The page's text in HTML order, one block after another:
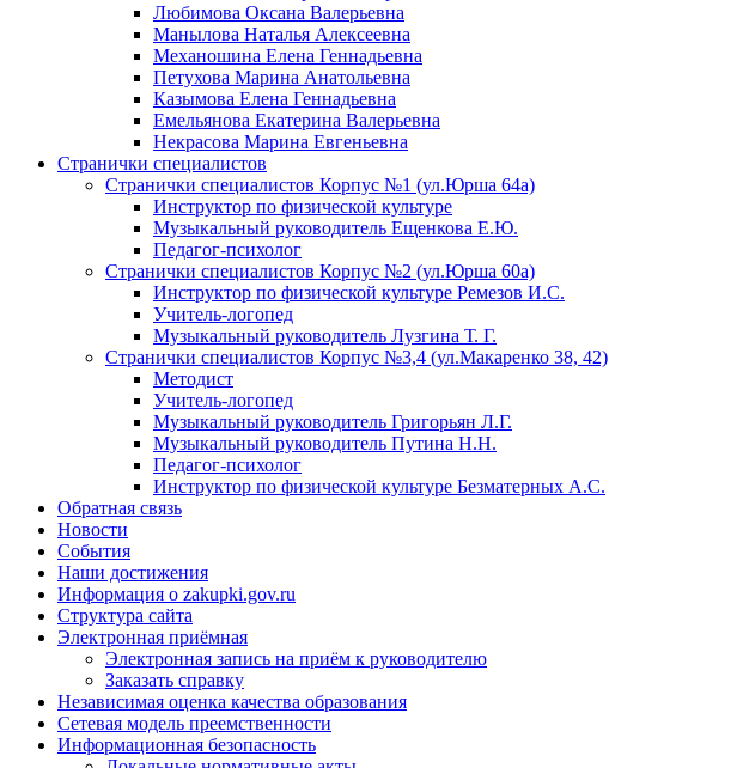
Любимова Оксана Валерьевна
Манылова Наталья Алексеевна
Механошина Елена Геннадьевна
Петухова Марина Анатольевна
Казымова Елена Геннадьевна
Емельянова Екатерина Валерьевна
Некрасова Марина Евгеньевна
Странички специалистов
Странички специалистов Корпус №1 (ул.Юрша 64а)
Инструктор по физической культуре
Музыкальный руководитель Ещенкова Е.Ю.
Педагог-психолог
Странички специалистов Корпус №2 (ул.Юрша 60а)
Инструктор по физической культуре Ремезов И.С.
Учитель-логопед
Музыкальный руководитель Лузгина Т. Г.
Странички специалистов Корпус №3,4 (ул.Макаренко 38, 42)
Методист
Учитель-логопед
Музыкальный руководитель Григорьян Л.Г.
Музыкальный руководитель Путина Н.Н.
Педагог-психолог
Инструктор по физической культуре Безматерных А.С.
Обратная связь
Новости
События
Наши достижения
Информация о zakupki.gov.ru
Структура сайта
Электронная приёмная
Электронная запись на приём к руководителю
Заказать справку
Независимая оценка качества образования
Сетевая модель преемственности
Информационная безопасность